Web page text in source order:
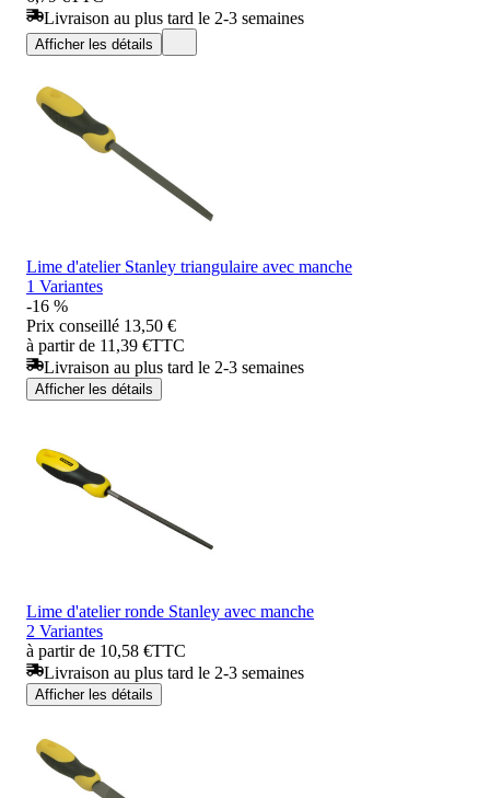
Livraison au plus tard le 2-3 semaines
Afficher les détails
Lime d'atelier Stanley triangulaire avec manche
1 Variantes
-16 %
Prix conseillé 13,50 €
à partir de 11,39 €TTC
Livraison au plus tard le 2-3 semaines
Afficher les détails
Lime d'atelier ronde Stanley avec manche
2 Variantes
à partir de 10,58 €TTC
Livraison au plus tard le 2-3 semaines
Afficher les détails